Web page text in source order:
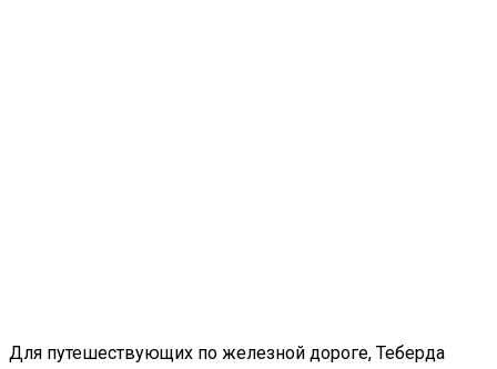
Для путешествующих по железной дороге, Теберда